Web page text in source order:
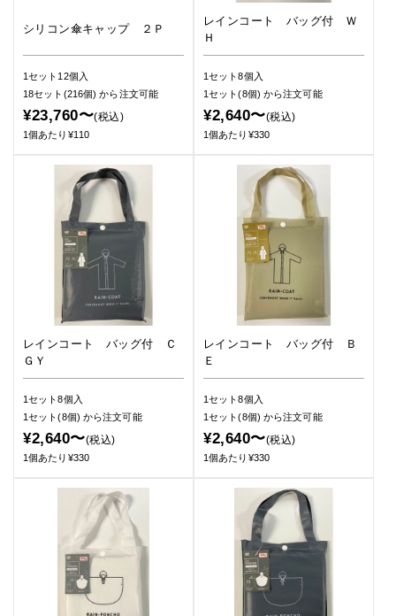
シリコン傘キャップ ２Ｐ
1セット12個入
18セット(216個)から注文可能
¥23,760〜(税込)
1個あたり¥110
レインコート バッグ付 Ｗ
Ｈ
1セット8個入
1セット(8個) から注文可能
¥2,640〜(税込)
1個あたり¥330
レインコート バッグ付 Ｃ
ＧＹ
1セット8個入
1セット(8個) から注文可能
¥2,640〜(税込)
1個あたり¥330
レインコート バッグ付 Ｂ
Ｅ
1セット8個入
1セット(8個) から注文可能
¥2,640〜(税込)
1個あたり¥330